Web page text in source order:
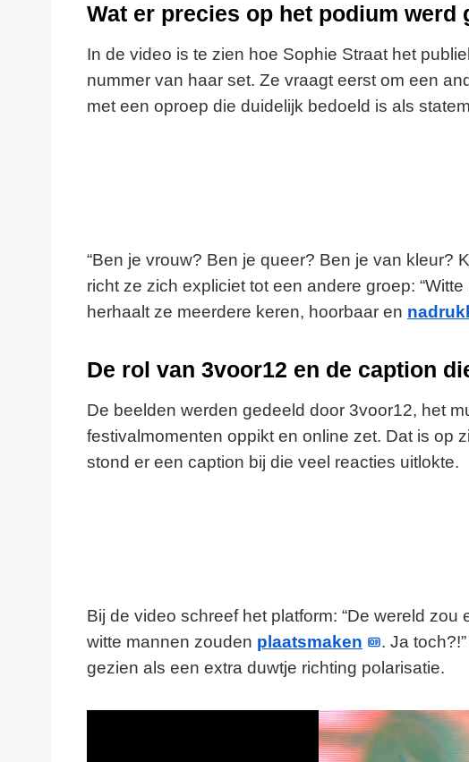
Wat er precies op het podium werd
In de video is te zien hoe Sophie Straat het
nummer van haar set. Ze vraagt eerst om een
met een oproep die duidelijk bedoeld is als
“Ben je vrouw? Ben je queer? Ben je van kleur?
richt ze zich expliciet tot een andere groep:
herhaalt ze meerdere keren, hoorbaar en
De rol van 3voor12 en de caption
De beelden werden gedeeld door 3voor12, het
festivalmomenten oppikt en online zet. Dat is op
stond er een caption bij die veel reacties uitlokte.
Bij de video schreef het platform: “De wereld
witte mannen zouden plaatsmaken
. Ja
gezien als een extra duwtje richting polarisatie.